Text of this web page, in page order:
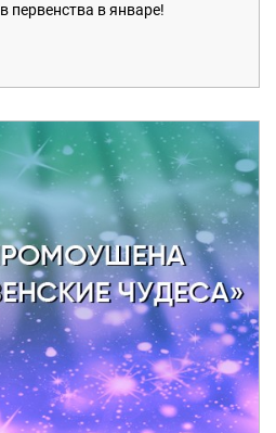
первенства в январе!